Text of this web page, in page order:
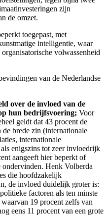
zijn
de omzet.
toegepast, met
intelligentie, waar
volwassenheid
van de Nederlandse
over de invloed van de
hun bedrijfsvoering; Voor
geldt dat 43 procent de
brede zin (internationale
internationale
enigszins tot zeer invloedrijk
aangeeft hier beperkt of
ondervinden. Henk Volberda
die hoofdzakelijk
de invloed duidelijk groter is:
factoren als ten minste
19 procent zelfs van
eens 11 procent van een grote